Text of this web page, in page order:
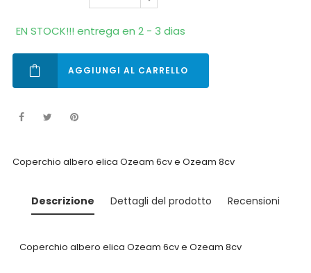
EN STOCK!!! entrega en 2 - 3 dias
AGGIUNGI AL CARRELLO
Coperchio albero elica Ozeam 6cv e Ozeam 8cv
Descrizione Dettagli del prodotto Recensioni
Coperchio albero elica Ozeam 6cv e Ozeam 8cv